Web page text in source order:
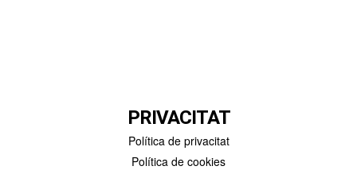
PRIVACITAT
Política de privacitat
Política de cookies